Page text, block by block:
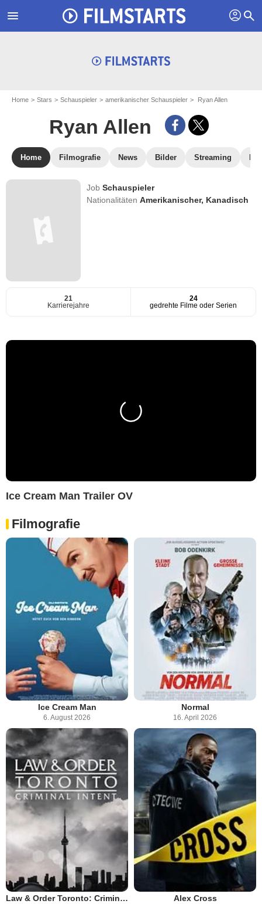
menu profil search
Home Stars Schauspieler amerikanischer Schauspieler Ryan Allen
Ryan Allen
Home Filmografie News Bilder Streaming
JobSchauspieler
NationalitätenAmerikanischer, Kanadisch
21
Karrierejahre
24
gedrehte Filme oder Serien
Ice Cream Man Trailer OV
Filmografie
Ice Cream Man
6. August 2026
Normal
16. April 2026
Law & Order Toronto: Criminal Intent Alex Cross